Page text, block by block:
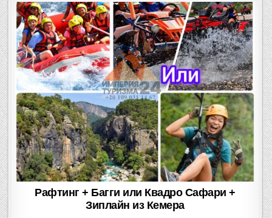
Рафтинг + Багги или Квадро Сафари +
Зиплайн из Кемера